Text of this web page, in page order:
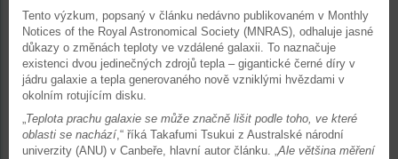
Tento výzkum, popsaný v článku nedávno publikovaném v Monthly
Notices of the Royal Astronomical Society (MNRAS), odhaluje jasné
důkazy o změnách teploty ve vzdálené galaxii. To naznačuje
existenci dvou jedinečných zdrojů tepla – gigantické černé díry v
jádru galaxie a tepla generovaného nově vzniklými hvězdami v
okolním rotujícím disku.
„Teplota prachu galaxie se může značně lišit podle toho, ve které
oblasti se nachází,“ říká Takafumi Tsukui z Australské národní
univerzity (ANU) v Canbeře, hlavní autor článku. „Ale většina měření